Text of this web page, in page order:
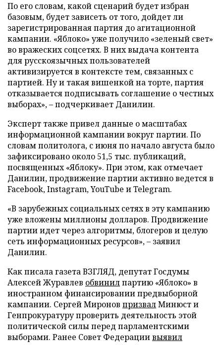
По его словам, какой сценарий будет избран
базовым, будет зависеть от того, дойдет ли
зарегистрированная партия до агитационной
кампании. «Яблоко» уже получило «зеленый свет»
во вражеских соцсетях. В них выдача контента
для русскоязычных пользователей
активизируется в контексте тем, связанных с
партией. Ну и такая вишенкой на торте, партия
отказывается подписывать соглашение о честных
выборах», – подчеркивает Данилин.
Эксперт также привел данные о масштабах
информационной кампании вокруг партии. По
словам политолога, с июня по начало августа было
зафиксировано около 51,5 тыс. публикаций,
посвященных «Яблоку». При этом, как отмечает
Данилин, продвижение партии активно ведется в
Facebook, Instagram, YouTube и Telegram.
«В зарубежных социальных сетях в эту кампанию
уже вложены миллионы долларов. Продвижение
партии идет через алгоритмы, блогеров и целую
сеть информационных ресурсов», – заявил
Данилин.
Как писала газета ВЗГЛЯД, депутат Госдумы
Алексей Журавлев обвинилпартию «Яблоко» в
иностранном финансировании предвыборной
кампании. Сергей Миронов призвалМинюст и
Генпрокуратуру проверить деятельность этой
политической силы перед парламентскими
выборами. Ранее Совет Федерациивыявил